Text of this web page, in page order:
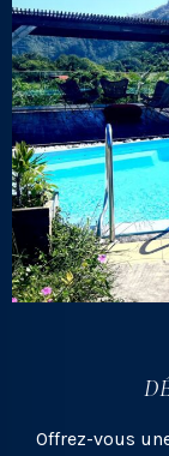
Offrez-vous